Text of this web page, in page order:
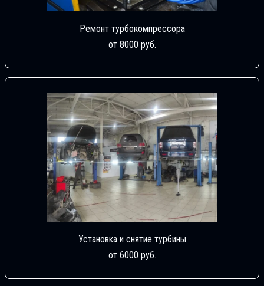
Ремонт турбокомпрессора
от 8000 руб.
Установка и снятие турбины
от 6000 руб.